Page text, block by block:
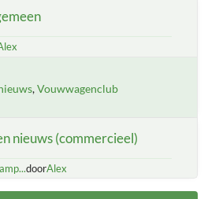
Vouwwagenclub
nieuws (commercieel)
doorAlex